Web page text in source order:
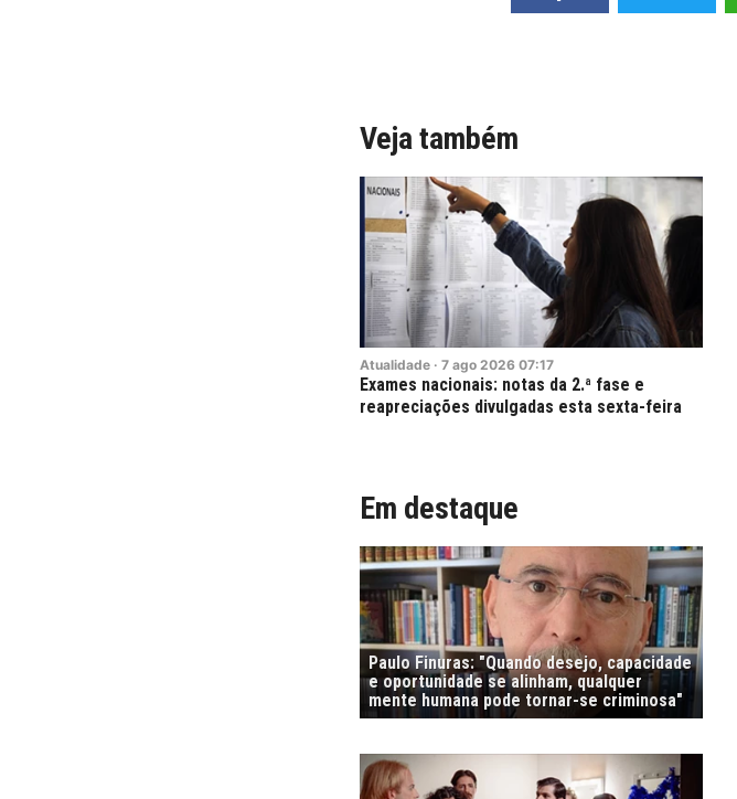
Veja também
Atualidade · 7 ago 2026 07:17
Exames nacionais: notas da 2.ª fase e
reapreciações divulgadas esta sexta-feira
Em destaque
Paulo Finuras: "Quando desejo, capacidade
e oportunidade se alinham, qualquer
mente humana pode tornar-se criminosa"